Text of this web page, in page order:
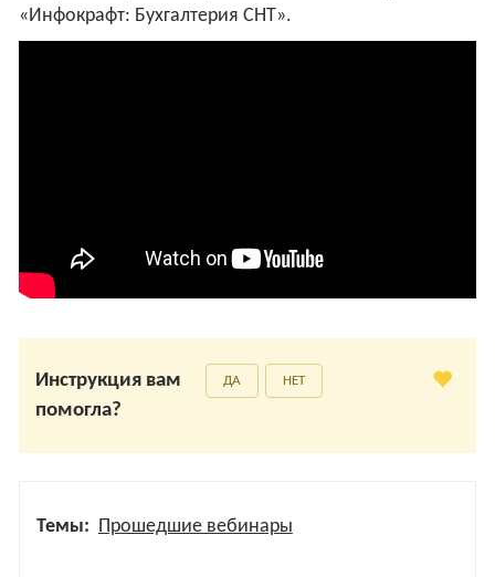
«Инфокрафт: Бухгалтерия СНТ».
Инструкция вам
помогла?
ДА НЕТ
Темы: Прошедшие вебинары